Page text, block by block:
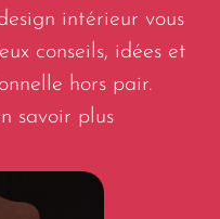
intérieur vous
conseils, idées et
hors pair.
savoir plus